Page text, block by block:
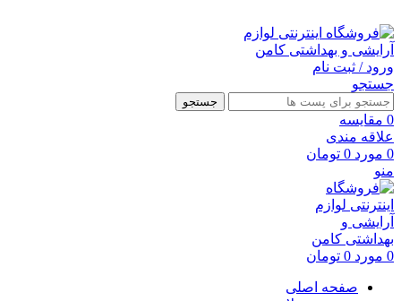
ورود / ثبت نام
جستجو
جستجو
0 مقايسه
علاقه مندی
0 مورد 0 تومان
منو
0 مورد 0 تومان
صفحه اصلی